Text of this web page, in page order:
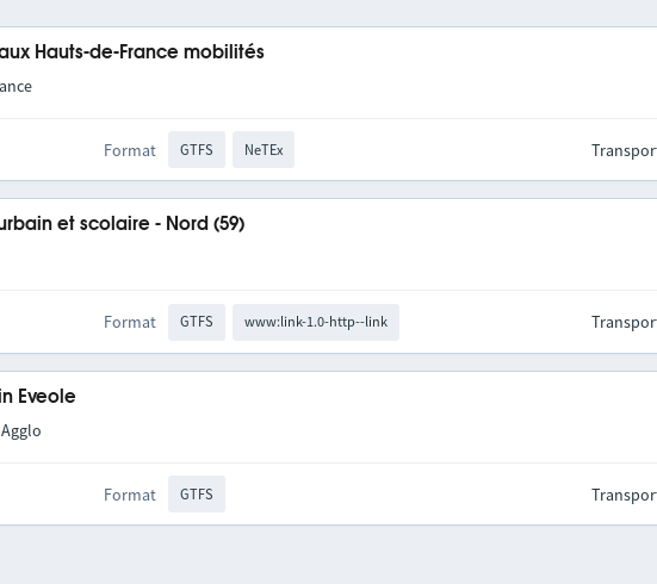
Hauts-de-France mobilités
Format GTFS NeTEx
et scolaire - Nord (59)
Format GTFS www:link-1.0-http--link
Eveole
Format GTFS